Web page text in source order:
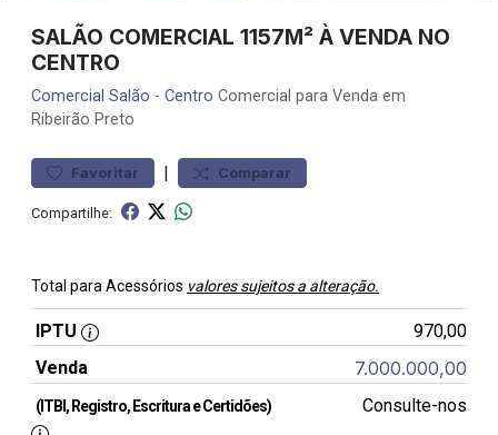
SALÃO COMERCIAL 1157M² À VENDA NO
CENTRO
Comercial Salão - Centro Comercial para Venda em
Ribeirão Preto
Favoritar | Comparar
Compartilhe:
Total para Acessórios valores sujeitos a alteração.
IPTU
970,00
Venda
7.000.000,00
(ITBI, Registro, Escritura e Certidões) Consulte-nos